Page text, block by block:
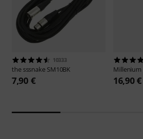
10333
the sssnake SM10BK
7,90 €
Millenium
16,90 €